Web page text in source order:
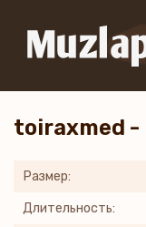
toiraxmed -
Размер:
Длительность: